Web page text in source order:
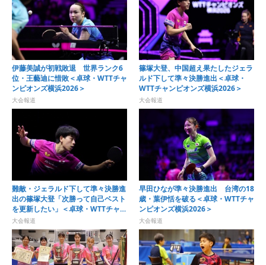
伊藤美誠が初戦敗退 世界ランク6
位・王藝迪に惜敗＜卓球・WTTチャ
ンピオンズ横浜2026＞
大会報道
篠塚大登、中国超え果たしたジェラ
ルド下して準々決勝進出＜卓球・
WTTチャンピオンズ横浜2026＞
大会報道
難敵・ジェラルド下して準々決勝進
出の篠塚大登「次勝って自己ベスト
を更新したい」＜卓球・WTTチャン
ピオンズ横浜2026＞
大会報道
早田ひなが準々決勝進出 台湾の18
歳・葉伊恬を破る＜卓球・WTTチャ
ンピオンズ横浜2026＞
大会報道